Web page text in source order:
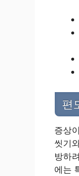
편
증상
씻기
방하
에는